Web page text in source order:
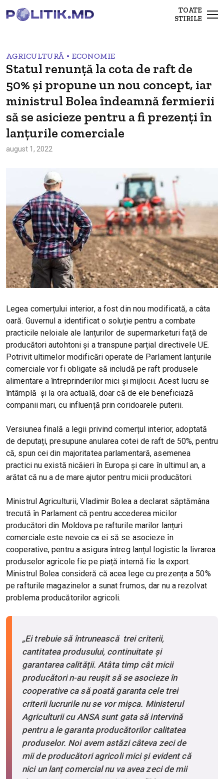
TOATE
STIRILE
AGRICULTURĂ • ECONOMIE
Statul renunță la cota de raft de
50% și propune un nou concept, iar
ministrul Bolea îndeamnă fermierii
să se asicieze pentru a fi prezenți în
lanțurile comerciale
august 1, 2022
Legea comerțului interior, a fost din nou modificată, a câta
oară. Guvernul a identificat o soluție pentru a combate
practicile neloiale ale lanțurilor de supermarketuri față de
producători autohtoni și a transpune parțial directivele UE.
Potrivit ultimelor modificări operate de Parlament lanțurile
comerciale vor fi obligate să includă pe raft produsele
alimentare a întreprinderilor mici și mijlocii. Acest lucru se
întâmplă și la ora actuală, doar că de ele beneficiază
companii mari, cu influență prin coridoarele puterii.
Versiunea finală a legii privind comerțul interior, adoptată
de deputați, presupune anularea cotei de raft de 50%, pentru
că, spun cei din majoritatea parlamentară, asemenea
practici nu există nicăieri în Europa și care în ultimul an, a
arătat că nu a de mare ajutor pentru micii producători.
Ministrul Agriculturii, Vladimir Bolea a declarat săptămâna
trecută în Parlament că pentru accederea micilor
producători din Moldova pe rafturile marilor lanțuri
comerciale este nevoie ca ei să se asocieze în
cooperative, pentru a asigura întreg lanțul logistic la livrarea
produselor agricole fie pe piață internă fie la export.
Ministrul Bolea consideră că acea lege cu prezența a 50%
pe rafturile magazinelor a sunat frumos, dar nu a rezolvat
problema producătorilor agricoli.
„Ei trebuie să întrunească trei criterii,
cantitatea produsului, continuitate și
garantarea calității. Atâta timp cât micii
producători n-au reușit să se asocieze în
cooperative ca să poată garanta cele trei
criterii lucrurile nu se vor mișca. Ministerul
Agriculturii cu ANSA sunt gata să intervină
pentru a le garanta producătorilor calitatea
produselor. Noi avem astăzi câteva zeci de
mii de producători agricoli mici și evident că
nici un lanț comercial nu va avea zeci de mii